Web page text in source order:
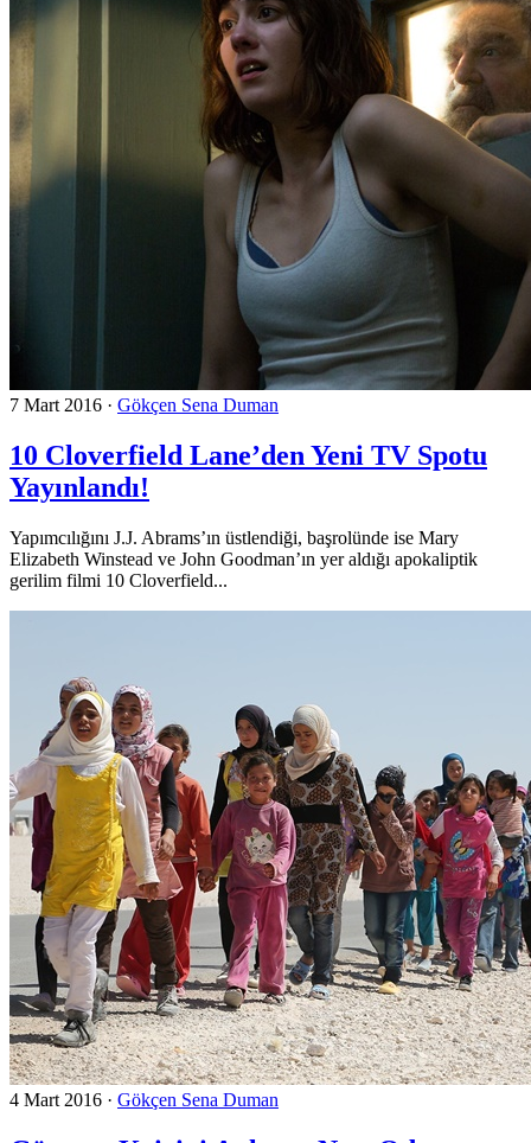
7 Mart 2016 · Gökçen Sena Duman
10 Cloverfield Lane’den Yeni TV Spotu
Yayınlandı!
Yapımcılığını J.J. Abrams’ın üstlendiği, başrolünde ise Mary
Elizabeth Winstead ve John Goodman’ın yer aldığı apokaliptik
gerilim filmi 10 Cloverfield...
4 Mart 2016 · Gökçen Sena Duman